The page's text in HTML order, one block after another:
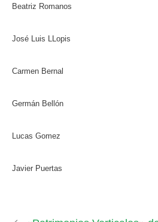
Beatriz Romanos
José Luis LLopis
Carmen Bernal
Germán Bellón
Lucas Gomez
Javier Puertas